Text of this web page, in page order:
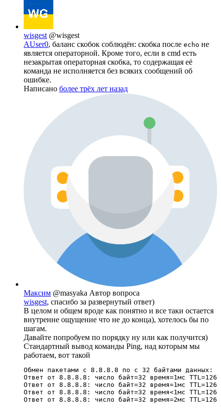
wisgest @wisgest
AUser0, баланс скобок соблюдён: скобка после echo не
является операторной. Кроме того, если в cmd есть
незакрытая операторная скобка, то содержащая её
команда не исполняется без всяких сообщений об
ошибке.
Написано более трёх лет назад
Максим @masyaka Автор вопроса
wisgest, спасибо за развернутый ответ)
В целом и общем вроде как понятно и все таки остается
внутренне ощущение что не до конца), хотелось бы по
шагам.
Давайте попробуем по порядку ну или как получится)
Стандартный вывод команды Ping, над которым мы
работаем, вот такой
Обмен пакетами с 8.8.8.8 по с 32 байтами данных:
Ответ от 8.8.8.8: число байт=32 время=1мс TTL=126
Ответ от 8.8.8.8: число байт=32 время=1мс TTL=126
Ответ от 8.8.8.8: число байт=32 время<1мс TTL=126
Ответ от 8.8.8.8: число байт=32 время=2мс TTL=126